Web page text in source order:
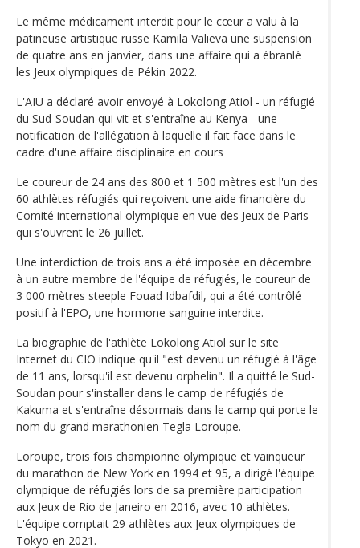
Le même médicament interdit pour le cœur a valu à la
patineuse artistique russe Kamila Valieva une suspension
de quatre ans en janvier, dans une affaire qui a ébranlé
les Jeux olympiques de Pékin 2022.
L'AIU a déclaré avoir envoyé à Lokolong Atiol - un réfugié
du Sud-Soudan qui vit et s'entraîne au Kenya - une
notification de l'allégation à laquelle il fait face dans le
cadre d'une affaire disciplinaire en cours
Le coureur de 24 ans des 800 et 1 500 mètres est l'un des
60 athlètes réfugiés qui reçoivent une aide financière du
Comité international olympique en vue des Jeux de Paris
qui s'ouvrent le 26 juillet.
Une interdiction de trois ans a été imposée en décembre
à un autre membre de l'équipe de réfugiés, le coureur de
3 000 mètres steeple Fouad Idbafdil, qui a été contrôlé
positif à l'EPO, une hormone sanguine interdite.
La biographie de l'athlète Lokolong Atiol sur le site
Internet du CIO indique qu'il "est devenu un réfugié à l'âge
de 11 ans, lorsqu'il est devenu orphelin". Il a quitté le Sud-
Soudan pour s'installer dans le camp de réfugiés de
Kakuma et s'entraîne désormais dans le camp qui porte le
nom du grand marathonien Tegla Loroupe.
Loroupe, trois fois championne olympique et vainqueur
du marathon de New York en 1994 et 95, a dirigé l'équipe
olympique de réfugiés lors de sa première participation
aux Jeux de Rio de Janeiro en 2016, avec 10 athlètes.
L'équipe comptait 29 athlètes aux Jeux olympiques de
Tokyo en 2021.